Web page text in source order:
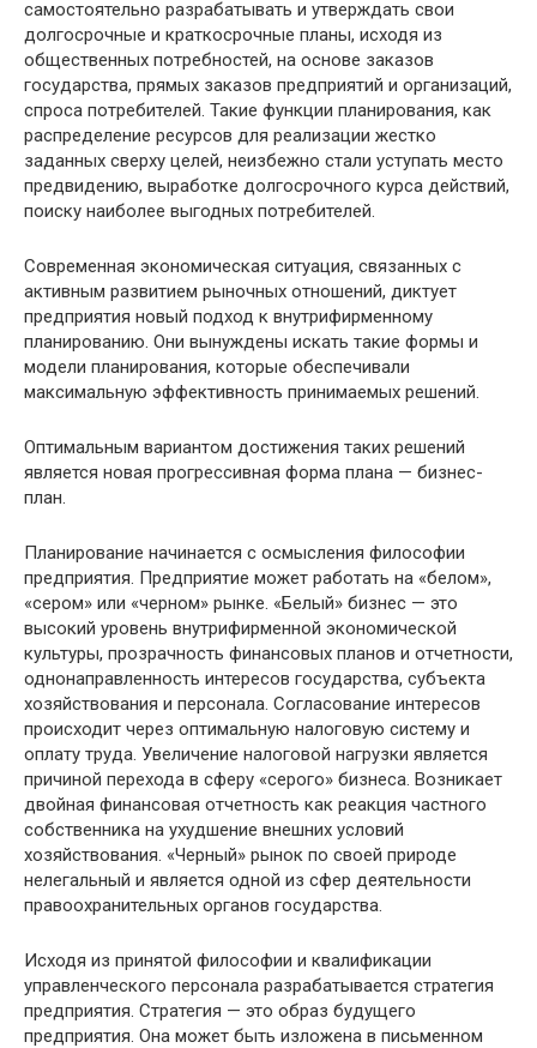
самостоятельно разрабатывать и утверждать свои
долгосрочные и краткосрочные планы, исходя из
общественных потребностей, на основе заказов
государства, прямых заказов предприятий и организаций,
спроса потребителей. Такие функции планирования, как
распределение ресурсов для реализации жестко
заданных сверху целей, неизбежно стали уступать место
предвидению, выработке долгосрочного курса действий,
поиску наиболее выгодных потребителей.
Современная экономическая ситуация, связанных с
активным развитием рыночных отношений, диктует
предприятия новый подход к внутрифирменному
планированию. Они вынуждены искать такие формы и
модели планирования, которые обеспечивали
максимальную эффективность принимаемых решений.
Оптимальным вариантом достижения таких решений
является новая прогрессивная форма плана — бизнес-
план.
Планирование начинается с осмысления философии
предприятия. Предприятие может работать на «белом»,
«сером» или «черном» рынке. «Белый» бизнес — это
высокий уровень внутрифирменной экономической
культуры, прозрачность финансовых планов и отчетности,
однонаправленность интересов государства, субъекта
хозяйствования и персонала. Согласование интересов
происходит через оптимальную налоговую систему и
оплату труда. Увеличение налоговой нагрузки является
причиной перехода в сферу «серого» бизнеса. Возникает
двойная финансовая отчетность как реакция частного
собственника на ухудшение внешних условий
хозяйствования. «Черный» рынок по своей природе
нелегальный и является одной из сфер деятельности
правоохранительных органов государства.
Исходя из принятой философии и квалификации
управленческого персонала разрабатывается стратегия
предприятия. Стратегия — это образ будущего
предприятия. Она может быть изложена в письменном